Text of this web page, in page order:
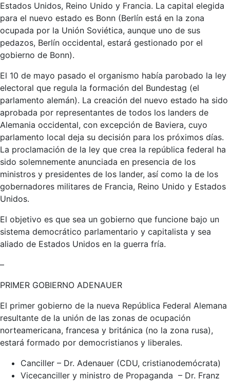
Estados Unidos, Reino Unido y Francia. La capital elegida
para el nuevo estado es Bonn (Berlín está en la zona
ocupada por la Unión Soviética, aunque uno de sus
pedazos, Berlín occidental, estará gestionado por el
gobierno de Bonn).
El 10 de mayo pasado el organismo había parobado la ley
electoral que regula la formación del Bundestag (el
parlamento alemán). La creación del nuevo estado ha sido
aprobada por representantes de todos los landers de
Alemania occidental, con excepción de Baviera, cuyo
parlamento local deja su decisión para los próximos días.
La proclamación de la ley que crea la república federal ha
sido solemnemente anunciada en presencia de los
ministros y presidentes de los lander, así como la de los
gobernadores militares de Francia, Reino Unido y Estados
Unidos.
El objetivo es que sea un gobierno que funcione bajo un
sistema democrático parlamentario y capitalista y sea
aliado de Estados Unidos en la guerra fría.
–
PRIMER GOBIERNO ADENAUER
El primer gobierno de la nueva República Federal Alemana
resultante de la unión de las zonas de ocupación
norteamericana, francesa y británica (no la zona rusa),
estará formado por democristianos y liberales.
Canciller – Dr. Adenauer (CDU, cristianodemócrata)
Vicecanciller y ministro de Propaganda – Dr. Franz